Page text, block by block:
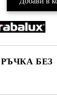
БЕЗ